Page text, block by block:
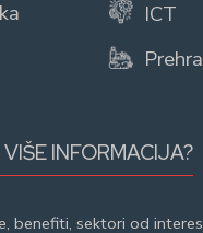
ICT
INFORMACIJA?
benefiti, sektori od